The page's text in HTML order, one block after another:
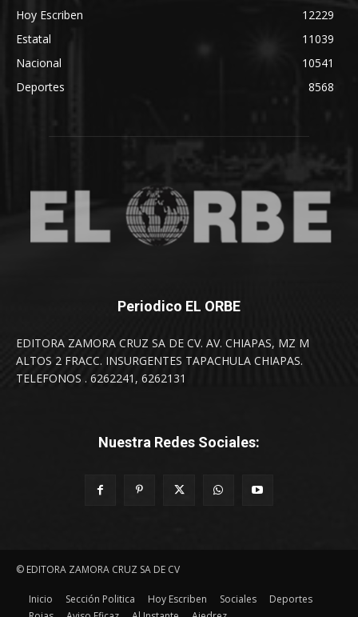
Hoy Escriben
12229
Estatal
11039
Nacional
10541
Deportes
8568
Periodico EL ORBE
EDITORA ZAMORA CRUZ SA DE CV. AV. CHIAPAS, MZ M
ALTOS 2 FRACC. INSURGENTES TAPACHULA CHIAPAS.
TELEFONOS . 6262241, 6262131
Nuestra Redes Sociales:
© EDITORA ZAMORA CRUZ SA DE CV
Inicio Sección Politica Hoy Escriben Sociales
Deportes